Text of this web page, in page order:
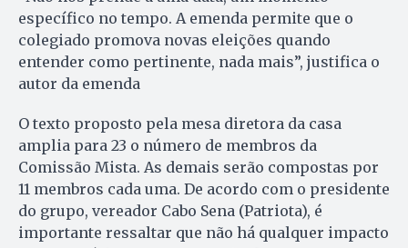
específico no tempo. A emenda permite que o
colegiado promova novas eleições quando
entender como pertinente, nada mais”, justifica o
autor da emenda
O texto proposto pela mesa diretora da casa
amplia para 23 o número de membros da
Comissão Mista. As demais serão compostas por
11 membros cada uma. De acordo com o presidente
do grupo, vereador Cabo Sena (Patriota), é
importante ressaltar que não há qualquer impacto